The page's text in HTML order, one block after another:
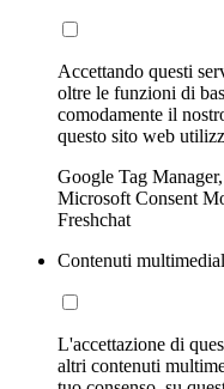
Accettando questi
oltre le funzioni di
comodamente il
questo sito web
Google Tag
Microsoft Consent
Freshchat
Contenuti
L'accettazione di
altri contenuti